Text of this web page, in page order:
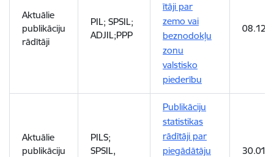
Aktuālie
publikāciju
rādītāji
PIL; SPSIL;
ADJIL;PPP
ītāji par
zemo vai
beznodokļu
zonu
valstisko
piederību
Aktuālie
publikāciju
PILS;
SPSIL,
Publikāciju
statistikas
rādītāji par
piegādātāju